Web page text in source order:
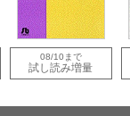
08/10まで
試し読み増量